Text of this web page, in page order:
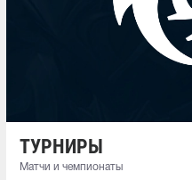
ТУРНИРЫ
Матчи и чемпионаты